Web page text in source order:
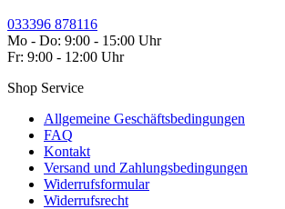
033396 878116
Mo - Do: 9:00 - 15:00 Uhr
Fr: 9:00 - 12:00 Uhr
Shop Service
Allgemeine Geschäftsbedingungen
FAQ
Kontakt
Versand und Zahlungsbedingungen
Widerrufsformular
Widerrufsrecht